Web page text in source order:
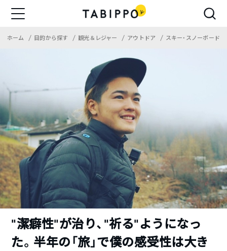
ホーム 目的から探す 観光＆レジャー アウトドア スキー・スノーボード
“潔癖性”が治り、”祈る”ようになっ
た。半年の「旅」で僕の感受性は大き